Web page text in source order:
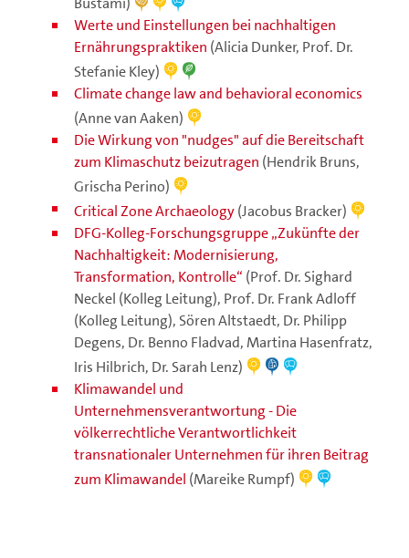
Werte und Einstellungen bei nachhaltigen
Ernährungspraktiken (Alicia Dunker, Prof. Dr.
Stefanie Kley)
Climate change law and behavioral economics
(Anne van Aaken)
Die Wirkung von "nudges" auf die Bereitschaft
zum Klimaschutz beizutragen (Hendrik Bruns,
Grischa Perino)
Critical Zone Archaeology(Jacobus Bracker)
DFG-Kolleg-Forschungsgruppe „Zukünfte der
Nachhaltigkeit: Modernisierung,
Transformation, Kontrolle“ (Prof. Dr. Sighard
Neckel (Kolleg Leitung), Prof. Dr. Frank Adloff
(Kolleg Leitung), Sören Altstaedt, Dr. Philipp
Degens, Dr. Benno Fladvad, Martina Hasenfratz,
Iris Hilbrich, Dr. Sarah Lenz)
Klimawandel und
Unternehmensverantwortung - Die
völkerrechtliche Verantwortlichkeit
transnationaler Unternehmen für ihren Beitrag
zum Klimawandel (Mareike Rumpf)